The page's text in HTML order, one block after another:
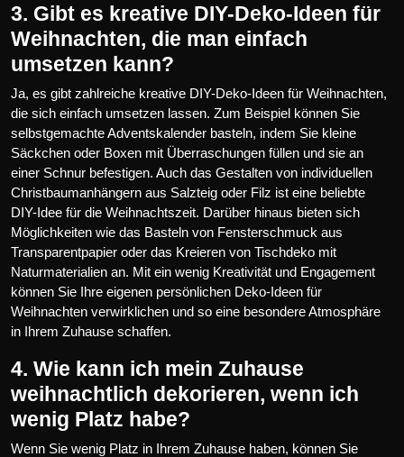
3. Gibt es kreative DIY-Deko-Ideen für
Weihnachten, die man einfach
umsetzen kann?
Ja, es gibt zahlreiche kreative DIY-Deko-Ideen für Weihnachten,
die sich einfach umsetzen lassen. Zum Beispiel können Sie
selbstgemachte Adventskalender basteln, indem Sie kleine
Säckchen oder Boxen mit Überraschungen füllen und sie an
einer Schnur befestigen. Auch das Gestalten von individuellen
Christbaumanhängern aus Salzteig oder Filz ist eine beliebte
DIY-Idee für die Weihnachtszeit. Darüber hinaus bieten sich
Möglichkeiten wie das Basteln von Fensterschmuck aus
Transparentpapier oder das Kreieren von Tischdeko mit
Naturmaterialien an. Mit ein wenig Kreativität und Engagement
können Sie Ihre eigenen persönlichen Deko-Ideen für
Weihnachten verwirklichen und so eine besondere Atmosphäre
in Ihrem Zuhause schaffen.
4. Wie kann ich mein Zuhause
weihnachtlich dekorieren, wenn ich
wenig Platz habe?
Wenn Sie wenig Platz in Ihrem Zuhause haben, können Sie